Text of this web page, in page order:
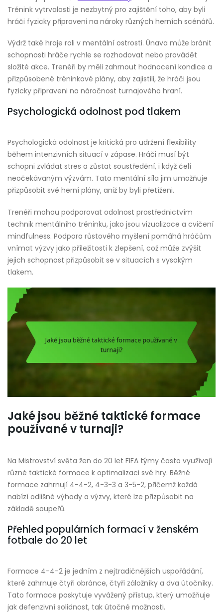
Trénink vytrvalosti je nezbytný pro zajištění toho, aby byli
hráči fyzicky připraveni na nároky různých herních scénářů.
Výdrž také hraje roli v mentální ostrosti. Únava může bránit
schopnosti hráče rychle se rozhodovat nebo provádět
složité akce. Trenéři by měli zahrnout hodnocení kondice a
přizpůsobené tréninkové plány, aby zajistili, že hráči jsou
fyzicky připraveni na náročnost turnajového hraní.
Psychologická odolnost pod tlakem
Psychologická odolnost je kritická pro udržení flexibility
během intenzivních situací v zápase. Hráči musí být
schopni zvládat stres a zůstat soustředění, i když čelí
neočekávaným výzvám. Tato mentální síla jim umožňuje
přizpůsobit své herní plány, aniž by byli přetíženi.
Trenéři mohou podporovat odolnost prostřednictvím
technik mentálního tréninku, jako jsou vizualizace a cvičení
mindfulness. Podpora růstového myšlení pomáhá hráčům
vnímat výzvy jako příležitosti k zlepšení, což může zvýšit
jejich schopnost přizpůsobit se v situacích s vysokým
tlakem.
Jaké jsou běžné taktické formace
používané v turnaji?
Na Mistrovství světa žen do 20 let FIFA týmy často využívají
různé taktické formace k optimalizaci své hry. Běžné
formace zahrnují 4-4-2, 4-3-3 a 3-5-2, přičemž každá
nabízí odlišné výhody a výzvy, které lze přizpůsobit na
základě soupeřů.
Přehled populárních formací v ženském
fotbale do 20 let
Formace 4-4-2 je jedním z nejtradičnějších uspořádání,
které zahrnuje čtyři obránce, čtyři záložníky a dva útočníky.
Tato formace poskytuje vyvážený přístup, který umožňuje
jak defenzivní solidnost, tak útočné možnosti.